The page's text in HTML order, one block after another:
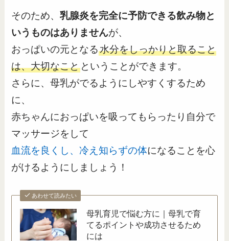
そのため、乳腺炎を完全に予防できる飲み物と
いうものはありませんが、
おっぱいの元となる水分をしっかりと取ること
は、大切なこと ということができます。
さらに、母乳がでるようにしやすくするため
に、
赤ちゃんにおっぱいを吸ってもらったり自分で
マッサージをして
血流を良くし、冷え知らずの体になることを心
がけるようにしましょう！
あわせて読みたい
母乳育児で悩む方に｜母乳で育
てるポイントや成功させるため
には